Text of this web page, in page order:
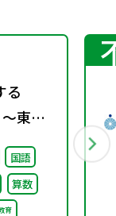
る
東京
万博
パビリ
しま
国語
算数
育